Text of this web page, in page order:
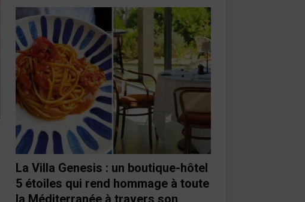
La Villa Genesis : un boutique-hôtel
5 étoiles qui rend hommage à toute